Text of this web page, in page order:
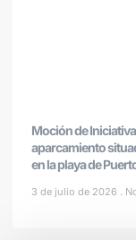
Moción de
aparcamiento
en la playa de
3 de julio de 2026